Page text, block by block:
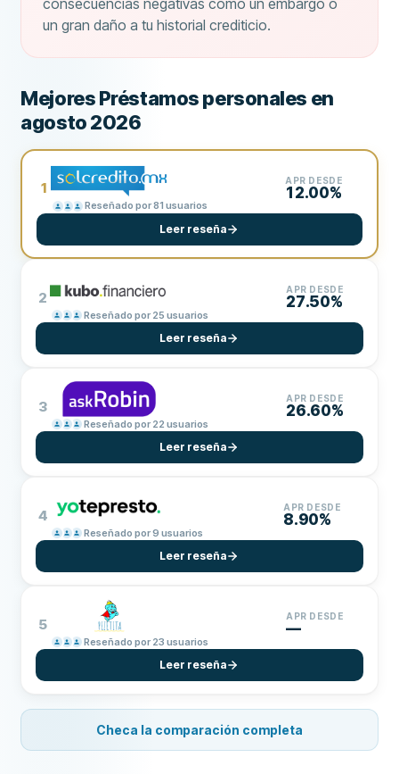
consecuencias negativas como un embargo o
un gran daño a tu historial crediticio.
Mejores Préstamos personales en
agosto 2026
1
Reseñado por 81 usuarios
APR DESDE
12.00%
Leer reseña
2
Reseñado por 25 usuarios
APR DESDE
27.50%
Leer reseña
3
Reseñado por 22 usuarios
APR DESDE
26.60%
Leer reseña
4
Reseñado por 9 usuarios
APR DESDE
8.90%
Leer reseña
5
Reseñado por 23 usuarios
APR DESDE
—
Leer reseña
Checa la comparación completa